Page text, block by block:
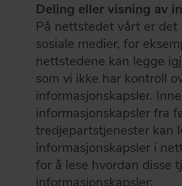
Deling eller visning av
På nettstedet vårt er
sosiale medier, for
nettstedene kan legge
som vi ikke har kontroll
informasjonskapsler.
informasjonskapsler fra
tredjepartstjenester kan
informasjonskapsler i
for å lese hvordan disse
informasjonskapsler: